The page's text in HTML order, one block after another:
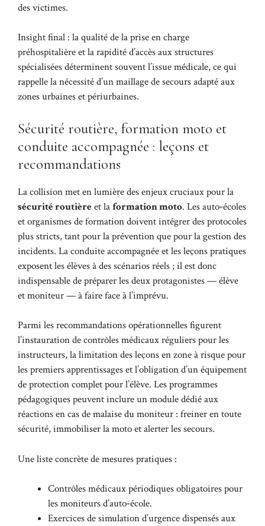
des victimes.
Insight final : la qualité de la prise en charge
préhospitalière et la rapidité d’accès aux structures
spécialisées déterminent souvent l’issue médicale, ce qui
rappelle la nécessité d’un maillage de secours adapté aux
zones urbaines et périurbaines.
Sécurité routière, formation moto et
conduite accompagnée : leçons et
recommandations
La collision met en lumière des enjeux cruciaux pour la
sécurité routièreet laformation moto. Les auto‑écoles
et organismes de formation doivent intégrer des protocoles
plus stricts, tant pour la prévention que pour la gestion des
incidents. La conduite accompagnée et les leçons pratiques
exposent les élèves à des scénarios réels ; il est donc
indispensable de préparer les deux protagonistes — élève
et moniteur — à faire face à l’imprévu.
Parmi les recommandations opérationnelles figurent
l’instauration de contrôles médicaux réguliers pour les
instructeurs, la limitation des leçons en zone à risque pour
les premiers apprentissages et l’obligation d’un équipement
de protection complet pour l’élève. Les programmes
pédagogiques peuvent inclure un module dédié aux
réactions en cas de malaise du moniteur : freiner en toute
sécurité, immobiliser la moto et alerter les secours.
Une liste concrète de mesures pratiques :
Contrôles médicaux périodiques obligatoires pour
les moniteurs d’auto‑école.
Exercices de simulation d’urgence dispensés aux